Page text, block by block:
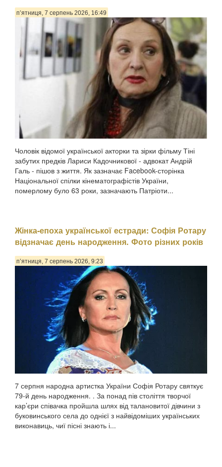
п’ятниця, 7 серпень 2026, 16:49
Чоловік відомої української акторки та зірки фільму Тіні
забутих предків Лариси Кадочникової - адвокат Андрій
Галь - пішов з життя. Як зазначає Facebook-сторінка
Національної спілки кінематографістів України,
померлому було 63 роки, зазначають Патріоти...
Жінка-епоха української естради: Софія Ротару
відзначає день народження. Фото різних років
п’ятниця, 7 серпень 2026, 9:23
7 серпня народна артистка України Софія Ротару святкує
79-й день народження. . За понад пів століття творчої
кар’єри співачка пройшла шлях від талановитої дівчини з
буковинського села до однієї з найвідоміших українських
виконавиць, чиї пісні знають і...